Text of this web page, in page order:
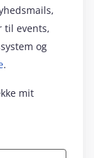
til events,
og
.
mit